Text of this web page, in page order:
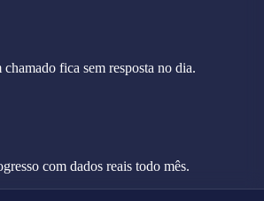
fica sem resposta no dia.
com dados reais todo mês.